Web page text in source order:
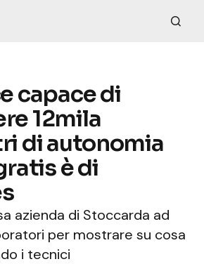
capace di
12mila
di autonomia
è di
azienda di Stoccarda ad
per mostrare su cosa
i tecnici